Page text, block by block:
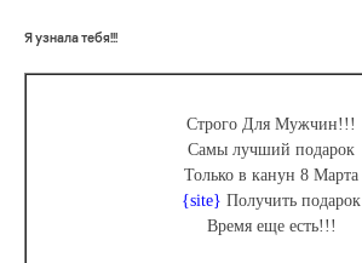
Я узнала тебя!!!
Строго Для Мужчин!!!
Самы лучший подарок
Только в канун 8 Марта
{site} Получить подарок
Время еще есть!!!